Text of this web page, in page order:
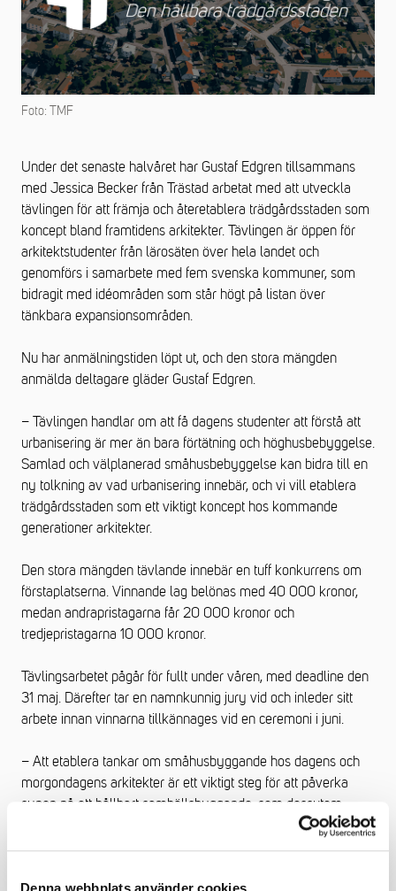
Foto: TMF
Under det senaste halvåret har Gustaf Edgren tillsammans
med Jessica Becker från Trästad arbetat med att utveckla
tävlingen för att främja och återetablera trädgårdsstaden som
koncept bland framtidens arkitekter. Tävlingen är öppen för
arkitektstudenter från lärosäten över hela landet och
genomförs i samarbete med fem svenska kommuner, som
bidragit med idéområden som står högt på listan över
tänkbara expansionsområden.
Nu har anmälningstiden löpt ut, och den stora mängden
anmälda deltagare gläder Gustaf Edgren.
– Tävlingen handlar om att få dagens studenter att förstå att
urbanisering är mer än bara förtätning och höghusbebyggelse.
Samlad och välplanerad småhusbebyggelse kan bidra till en
ny tolkning av vad urbanisering innebär, och vi vill etablera
trädgårdsstaden som ett viktigt koncept hos kommande
generationer arkitekter.
Den stora mängden tävlande innebär en tuff konkurrens om
förstaplatserna. Vinnande lag belönas med 40 000 kronor,
medan andrapristagarna får 20 000 kronor och
tredjepristagarna 10 000 kronor.
Tävlingsarbetet pågår för fullt under våren, med deadline den
31 maj. Därefter tar en namnkunnig jury vid och inleder sitt
arbete innan vinnarna tillkännages vid en ceremoni i juni.
– Att etablera tankar om småhusbyggande hos dagens och
morgondagens arkitekter är ett viktigt steg för att påverka
synen på ett hållbart samhällsbyggande, som dessutom
speglar hur människor faktiskt vill bo, säger Gustaf Edgren.